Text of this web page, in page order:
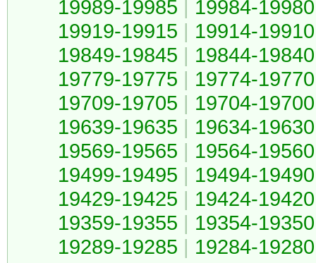
19989-19985 | 19984-19980
19919-19915 | 19914-19910
19849-19845 | 19844-19840
19779-19775 | 19774-19770
19709-19705 | 19704-19700
19639-19635 | 19634-19630
19569-19565 | 19564-19560
19499-19495 | 19494-19490
19429-19425 | 19424-19420
19359-19355 | 19354-19350
19289-19285 | 19284-19280